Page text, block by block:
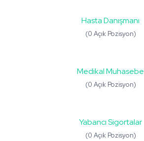
Hasta Danışmanı
(0 Açık Pozisyon)
Medikal Muhasebe
(0 Açık Pozisyon)
Yabancı Sigortalar
(0 Açık Pozisyon)